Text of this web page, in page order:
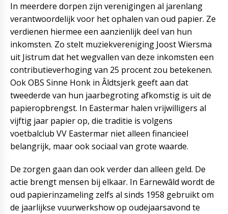
In meerdere dorpen zijn verenigingen al jarenlang
verantwoordelijk voor het ophalen van oud papier. Ze
verdienen hiermee een aanzienlijk deel van hun
inkomsten. Zo stelt muziekvereniging Joost Wiersma
uit Jistrum dat het wegvallen van deze inkomsten een
contributieverhoging van 25 procent zou betekenen.
Ook OBS Sinne Honk in Âldtsjerk geeft aan dat
tweederde van hun jaarbegroting afkomstig is uit de
papieropbrengst. In Eastermar halen vrijwilligers al
vijftig jaar papier op, die traditie is volgens
voetbalclub VV Eastermar niet alleen financieel
belangrijk, maar ook sociaal van grote waarde.
De zorgen gaan dan ook verder dan alleen geld. De
actie brengt mensen bij elkaar. In Earnewâld wordt de
oud papierinzameling zelfs al sinds 1958 gebruikt om
de jaarlijkse vuurwerkshow op oudejaarsavond te